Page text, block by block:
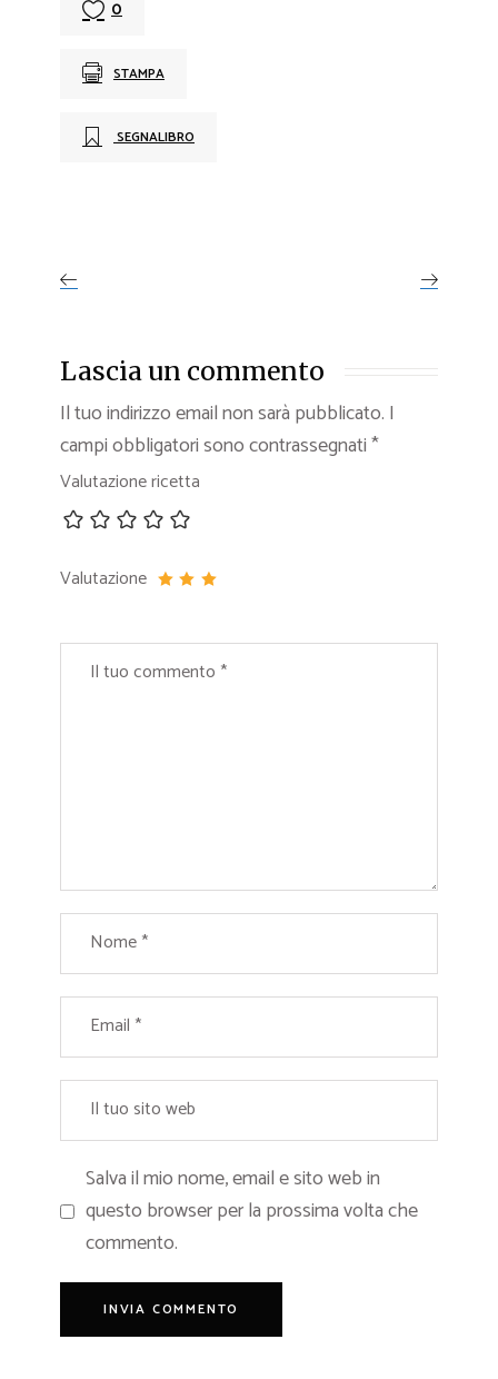
0
STAMPA
SEGNALIBRO
Lascia un commento
Il tuo indirizzo email non sarà pubblicato. I
campi obbligatori sono contrassegnati*
Valutazione ricetta
Valutazione
Salva il mio nome, email e sito web in
questo browser per la prossima volta che
commento.